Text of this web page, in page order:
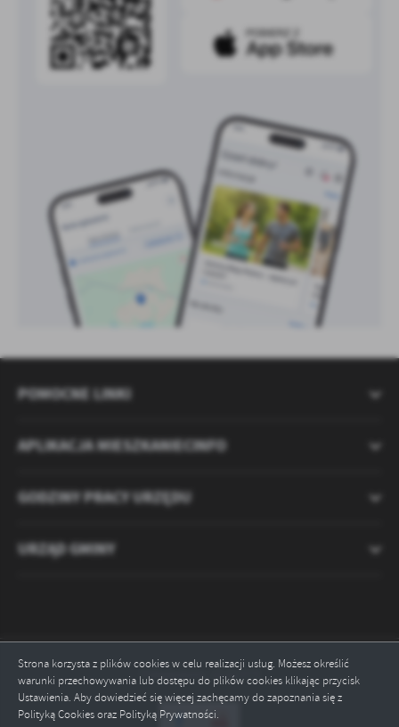
Strona korzysta z plików cookies w celu realizacji usług. Możesz określić
warunki przechowywania lub dostępu do plików cookies klikając przycisk
Ustawienia. Aby dowiedzieć się więcej zachęcamy do zapoznania się z
Polityką Cookies oraz Polityką Prywatności.
ZAPISZ WYBRANE
POMOCNE LINKI
APLIKACJA MIESZKANIECINFO
GODZINY PRACY URZĘDU
URZĄD GMINY
Odwiedzin: 2121373